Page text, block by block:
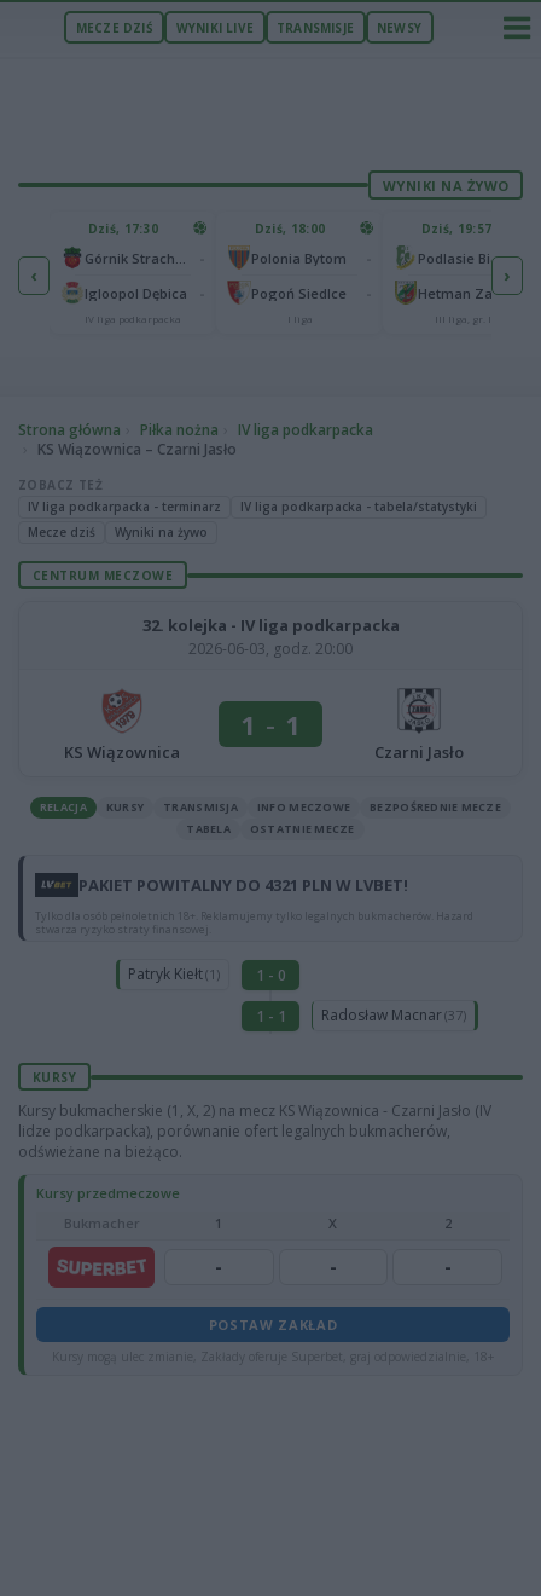
MECZE DZIŚ WYNIKI LIVE TRANSMISJE NEWSY
WYNIKI NA ŻYWO
‹
65
25
Dziś, 17:30
Igloopol Dębica
IV liga podkarpacka
Dziś, 18:00
Polonia Bytom
Pogoń Siedlce
I liga
Dziś, 19:57
Podlasie Biała Podlaska
Hetman Zamość
III liga, gr. IV
›
Strona główna Piłka nożna
IV liga podkarpacka
KS Wiązownica – Czarni Jasło
ZOBACZ TEŻ
IV liga podkarpacka - terminarz
IV liga podkarpacka - tabela/statystyki
Mecze dziś
Wyniki na żywo
CENTRUM MECZOWE
32. kolejka - IV liga podkarpacka
2026-06-03, godz. 20:00
KS Wiązownica
1 - 1
Czarni Jasło
RELACJA KURSY TRANSMISJA INFO MECZOWE
BEZPOŚREDNIE MECZE
TABELA
OSTATNIE MECZE
PAKIET POWITALNY DO 4321 PLN W LVBET!
Tylko dla osób pełnoletnich 18+. Reklamujemy tylko legalnych bukmacherów. Hazard
stwarza ryzyko straty finansowej.
Patryk Kiełt(1)
1 - 0
1 - 1
Radosław Macnar(37)
KURSY
Kursy bukmacherskie (1, X, 2) na mecz KS Wiązownica - Czarni Jasło (IV
lidze podkarpacka), porównanie ofert legalnych bukmacherów,
odświeżane na bieżąco.
Kursy przedmeczowe
Bukmacher
1 X 2
- - -
POSTAW ZAKŁAD
Kursy mogą ulec zmianie, Zakłady oferuje Superbet, graj odpowiedzialnie, 18+